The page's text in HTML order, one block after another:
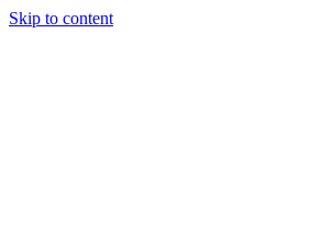
Skip to content